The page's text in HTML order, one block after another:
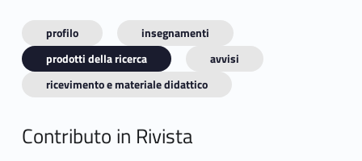
profilo
insegnamenti
prodotti della ricerca
avvisi
ricevimento e materiale didattico
Contributo in Rivista